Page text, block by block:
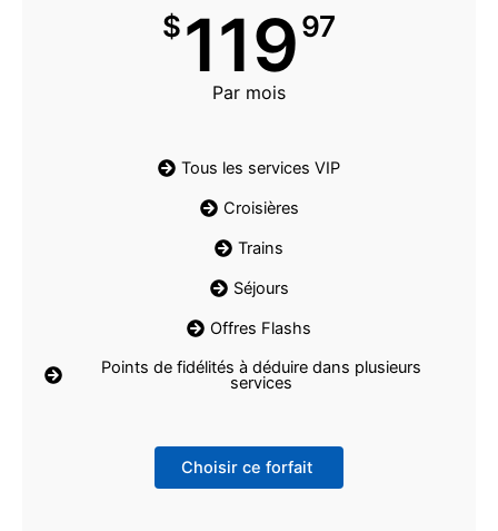
$11997
Par mois
Tous les services VIP
Croisières
Trains
Séjours
Offres Flashs
Points de fidélités à déduire dans plusieurs
services
Choisir ce forfait